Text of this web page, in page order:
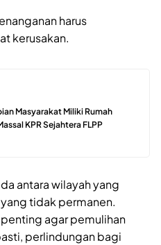
harus
kerusakan.
Masyarakat Miliki Rumah
KPR Sejahtera FLPP
antara wilayah yang
tidak permanen.
agar pemulihan
perlindungan bagi